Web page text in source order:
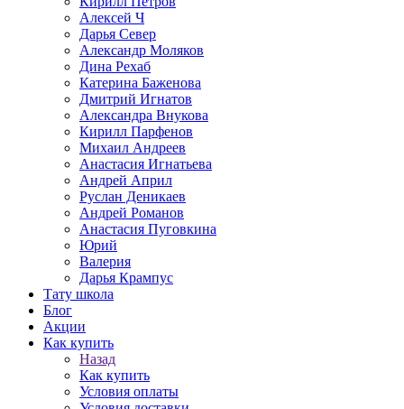
Алексей Ч
Дарья Север
Александр Моляков
Дина Рехаб
Катерина Баженова
Дмитрий Игнатов
Александра Внукова
Кирилл Парфенов
Михаил Андреев
Анастасия Игнатьева
Андрей Април
Руслан Деникаев
Андрей Романов
Анастасия Пуговкина
Юрий
Валерия
Дарья Крампус
Тату школа
Блог
Акции
Как купить
Назад
Как купить
Условия оплаты